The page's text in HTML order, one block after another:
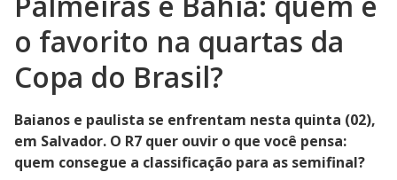
o favorito na quartas da
Copa do Brasil?
Baianos e paulista se enfrentam nesta quinta (02),
em Salvador. O R7 quer ouvir o que você pensa:
quem consegue a classificação para as semifinal?